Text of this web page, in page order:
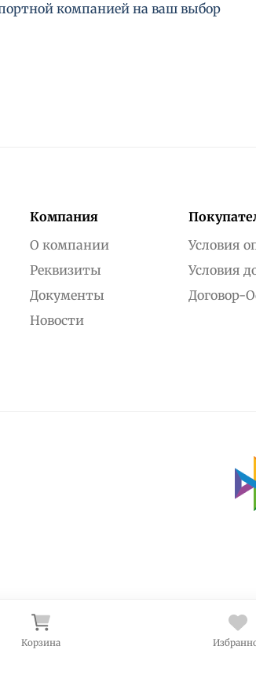
Корзина
компанией на ваш выбор
Компания
О компании
Реквизиты
Документы
Новости
Условия
Условия
Договор-